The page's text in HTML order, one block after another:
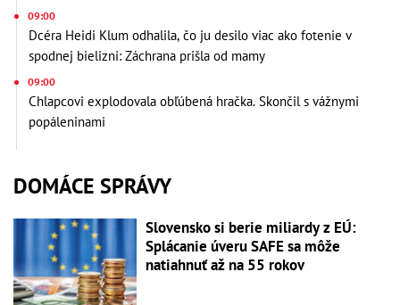
09:00
Dcéra Heidi Klum odhalila, čo ju desilo viac ako fotenie v
spodnej bielizni: Záchrana prišla od mamy
09:00
Chlapcovi explodovala obľúbená hračka. Skončil s vážnymi
popáleninami
DOMÁCE SPRÁVY
Slovensko si berie miliardy z EÚ:
Splácanie úveru SAFE sa môže
natiahnuť až na 55 rokov